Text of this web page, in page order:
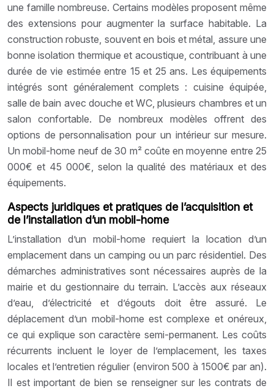
une famille nombreuse. Certains modèles proposent même
des extensions pour augmenter la surface habitable. La
construction robuste, souvent en bois et métal, assure une
bonne isolation thermique et acoustique, contribuant à une
durée de vie estimée entre 15 et 25 ans. Les équipements
intégrés sont généralement complets : cuisine équipée,
salle de bain avec douche et WC, plusieurs chambres et un
salon confortable. De nombreux modèles offrent des
options de personnalisation pour un intérieur sur mesure.
Un mobil-home neuf de 30 m² coûte en moyenne entre 25
000€ et 45 000€, selon la qualité des matériaux et des
équipements.
Aspects juridiques et pratiques de l’acquisition et
de l’installation d’un mobil-home
L’installation d’un mobil-home requiert la location d’un
emplacement dans un camping ou un parc résidentiel. Des
démarches administratives sont nécessaires auprès de la
mairie et du gestionnaire du terrain. L’accès aux réseaux
d’eau, d’électricité et d’égouts doit être assuré. Le
déplacement d’un mobil-home est complexe et onéreux,
ce qui explique son caractère semi-permanent. Les coûts
récurrents incluent le loyer de l’emplacement, les taxes
locales et l’entretien régulier (environ 500 à 1500€ par an).
Il est important de bien se renseigner sur les contrats de